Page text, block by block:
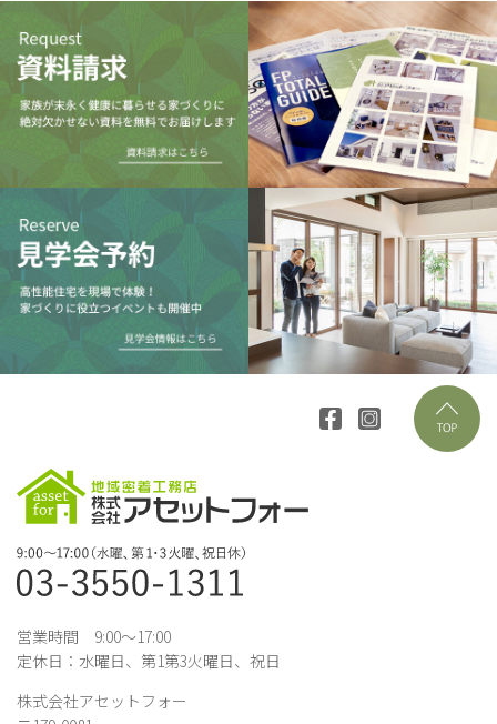
営業時間 9:00～17:00
定休日：水曜日、第1第3火曜日、祝日
株式会社アセットフォー